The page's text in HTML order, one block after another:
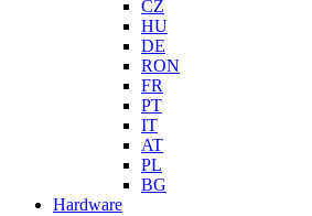
CZ
HU
DE
RON
FR
PT
IT
AT
PL
BG
Hardware